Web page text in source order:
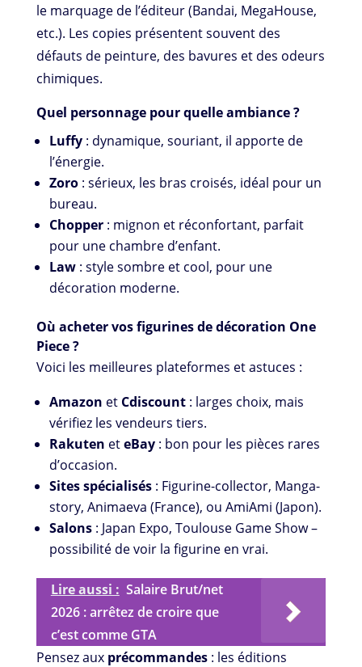
le marquage de l’éditeur (Bandai, MegaHouse,
etc.). Les copies présentent souvent des
défauts de peinture, des bavures et des odeurs
chimiques.
Quel personnage pour quelle ambiance ?
Luffy: dynamique, souriant, il apporte de
l’énergie.
Zoro: sérieux, les bras croisés, idéal pour un
bureau.
Chopper: mignon et réconfortant, parfait
pour une chambre d’enfant.
Law: style sombre et cool, pour une
décoration moderne.
Où acheter vos figurines de décoration One
Piece ?
Voici les meilleures plateformes et astuces :
Amazon et Cdiscount: larges choix, mais
vérifiez les vendeurs tiers.
Rakuten eteBay: bon pour les pièces rares
d’occasion.
Sites spécialisés: Figurine-collector, Manga-
story, Animaeva (France), ou AmiAmi (Japon).
Salons: Japan Expo, Toulouse Game Show –
possibilité de voir la figurine en vrai.
Lire aussi : Salaire Brut/net
2026 : arrêtez de croire que
c’est comme GTA
Pensez aux précommandes: les éditions